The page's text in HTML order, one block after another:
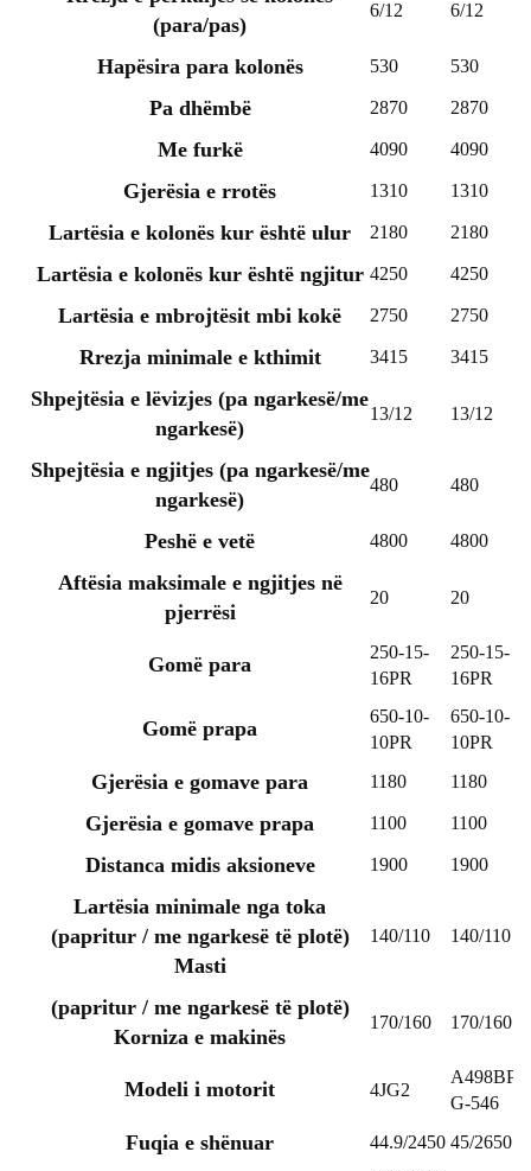
(para/pas)
6/12 6/12
Hapësira para kolonës 530 530
Pa dhëmbë 2870 2870
Me furkë 4090 4090
Gjerësia e rrotës 1310 1310
Lartësia e kolonës kur është ulur 2180 2180
Lartësia e kolonës kur është ngjitur 4250 4250
Lartësia e mbrojtësit mbi kokë 2750 2750
Rrezja minimale e kthimit 3415 3415
Shpejtësia e lëvizjes (pa ngarkesë/me
ngarkesë)
13/12 13/12
Shpejtësia e ngjitjes (pa ngarkesë/me
ngarkesë)
480 480
Peshë e vetë 4800 4800
Aftësia maksimale e ngjitjes në
pjerrësi
20 20
Gomë para
250-15-
16PR
250-15-
16PR
Gomë prapa
650-10-
10PR
650-10-
10PR
Gjerësia e gomave para 1180 1180
Gjerësia e gomave prapa 1100 1100
Distanca midis aksioneve 1900 1900
Lartësia minimale nga toka
(papritur / me ngarkesë të plotë)
Masti
140/110 140/110
(papritur / me ngarkesë të plotë)
Korniza e makinës
170/160 170/160
Modeli i motorit 4JG2
A498BP
G-546
Fuqia e shënuar 44.9/2450 45/2650